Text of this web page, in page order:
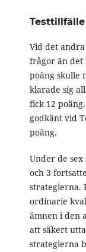
Testtillfälle
Vid det
frågor än det
poäng skulle
klarade sig
fick 12
godkänt vid
poäng.
Under de
och 3
strategierna.
ordinarie
ämnen i den
att säkert
strategierna